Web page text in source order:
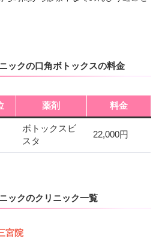
ックの口角ボトックスの料金
薬剤 料金
ボトックスビ
スタ
22,000円
ックのクリニック一覧
宮院